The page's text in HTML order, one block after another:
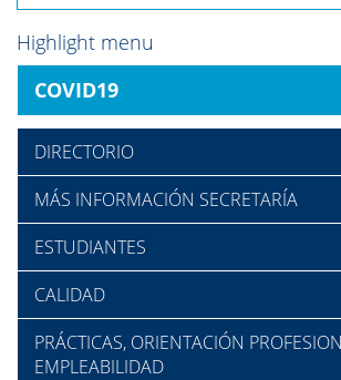
Highlight menu
COVID19
DIRECTORIO
MÁS INFORMACIÓN SECRETARÍA
ESTUDIANTES
CALIDAD
PRÁCTICAS, ORIENTACIÓN
EMPLEABILIDAD